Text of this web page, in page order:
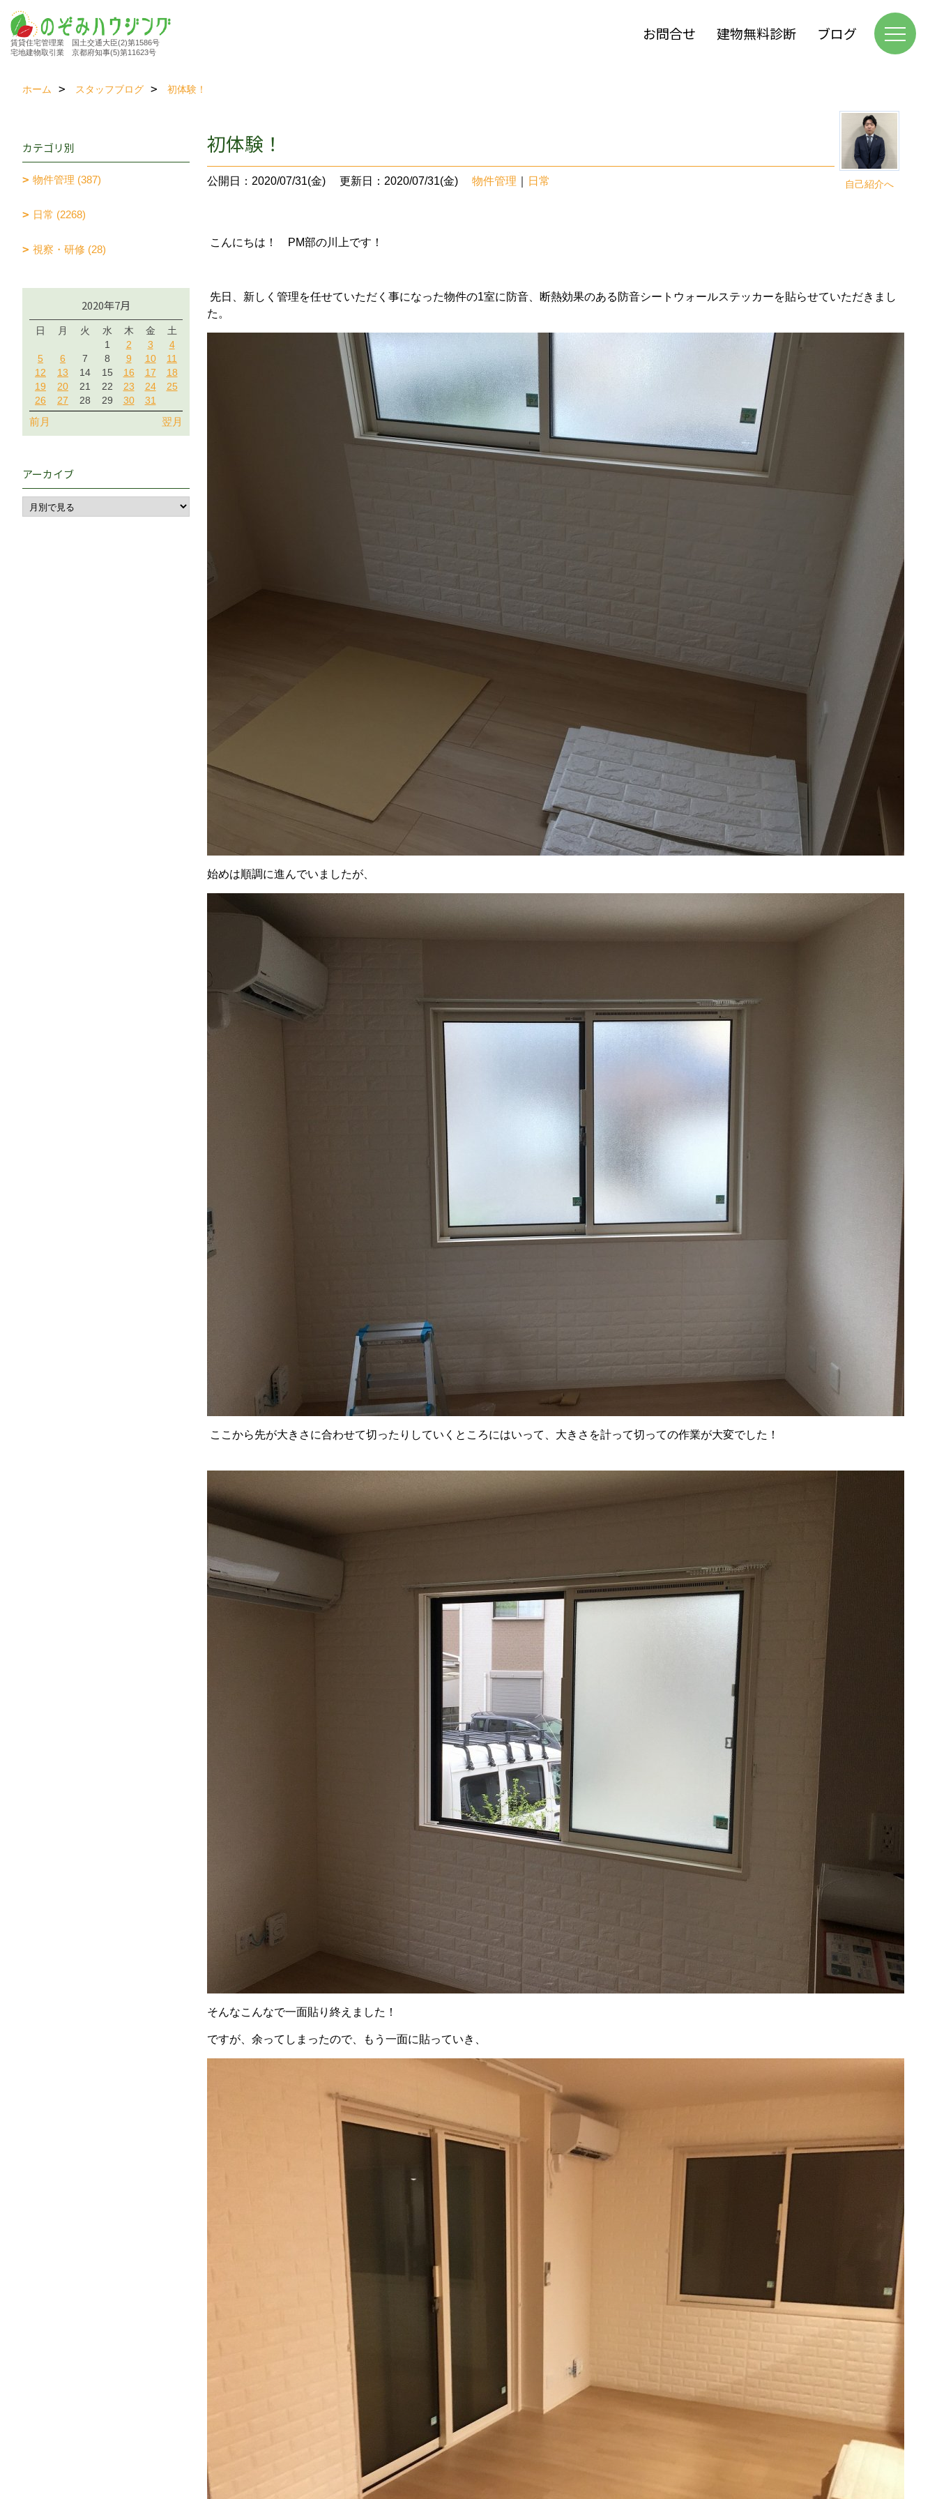
賃貸住宅管理業 国土交通大臣(2)第1586号
宅地建物取引業 京都府知事(5)第11623号
お問合せ 建物無料診断 ブログ
ホーム スタッフブログ 初体験！
自己紹介へ
初体験！
公開日：2020/07/31(金) 更新日：2020/07/31(金) 物件管理 日常
こんにちは！ PM部の川上です！
先日、新しく管理を任せていただく事になった物件の1室に防音、断熱効果のある 防音シートウォールステッカーを貼らせていただきまし
た。
始めは順調に進んでいましたが、
ここから先が大きさに合わせて切ったりしていくところにはいって、大きさを計って切っての作業が大変でした！
そんなこんなで一面貼り終えました！
ですが、余ってしまったので、もう一面に貼っていき、
カテゴリ別
物件管理 (387)
日常 (2268)
視察・研修 (28)
2020年7月
日 月 火 水 木 金
土
1
2 3
4
5
6 7 8 9 10
11
12
13 14 15 16 17
18
19
20 21 22 23 24
25
26
27 28 29 30 31
前月 翌月
アーカイブ